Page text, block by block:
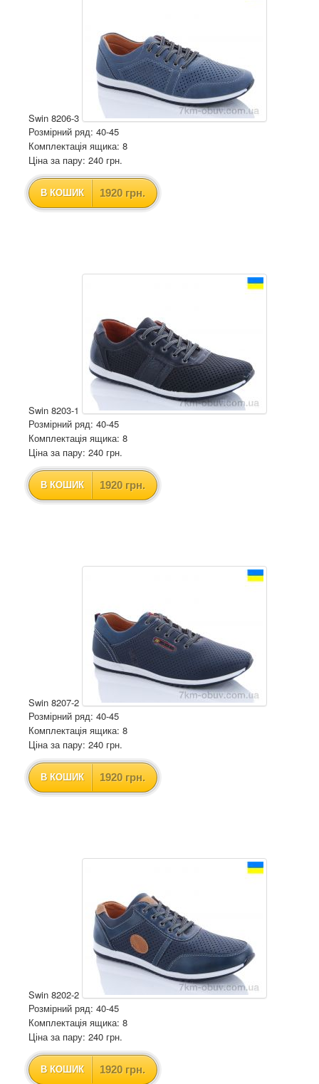
Swin 8206-3
Розмірний ряд: 40-45
Комплектація ящика: 8
Ціна за пару: 240 грн.
В КОШИК 1920 грн.
Swin 8203-1
Розмірний ряд: 40-45
Комплектація ящика: 8
Ціна за пару: 240 грн.
В КОШИК 1920 грн.
Swin 8207-2
Розмірний ряд: 40-45
Комплектація ящика: 8
Ціна за пару: 240 грн.
В КОШИК 1920 грн.
Swin 8202-2
Розмірний ряд: 40-45
Комплектація ящика: 8
Ціна за пару: 240 грн.
В КОШИК 1920 грн.